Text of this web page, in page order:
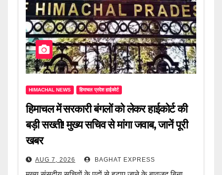
HIMACHAL NEWS हिमाचल प्रदेश हाईकोर्ट
हिमाचल में सरकारी बंगलों को लेकर हाईकोर्ट की
बड़ी सख्ती! मुख्य सचिव से मांगा जवाब, जानें पूरी
खबर
AUG 7, 2026 BAGHAT EXPRESS